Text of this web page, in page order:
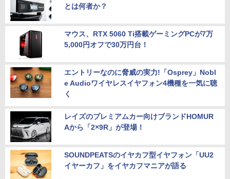
とは何者か？
マウス、RTX 5060 Ti搭載ゲーミングPCが7万
5,000円オフで30万円台！
エントリーなのに脅威の実力!「Osprey」Nobl
e Audioワイヤレスイヤフォン4機種を一気に聴
く
レイズのプレミアムカー向けブランドHOMUR
Aから「2×9R」が登場！
SOUNDPEATSのイヤカフ型イヤフォン「UU2
イヤーカフ」をイヤカフマニアが語る